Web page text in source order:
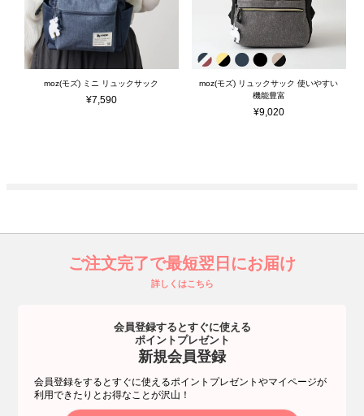
moz(モズ) ミニ リュックサック
¥7,590
moz(モズ) リュックサック 使いやすい
機能豊富
¥9,020
ご注文完了で最短翌日にお届け
詳しくはこちら
会員登録するとすぐに使える
ポイントプレゼント
新規会員登録
会員登録をするとすぐに使えるポイントプレゼントやマイページが
利用できたりとお得なことが沢山！